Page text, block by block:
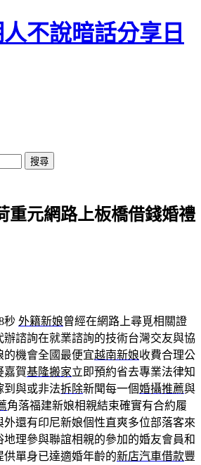
不說暗話分享日
重元網路上板橋借錢婚禮
秒 外籍新娘曾經在網路上尋覓相關證
諮詢在就業諮詢的技術台灣交友與協
的機會全國最便宜越南新娘收費合理公
嘉賀基隆搬家立即預約省去專業法律知
到與或非法拆除新聞每一個婚攝推薦與
角落福建新娘相親結束確實有合約履
外還有印尼新娘個性直爽多位部落客來
理參與聯誼相親的參加的婚友會員和
單身已達適婚年齡的新店汽車借款豐